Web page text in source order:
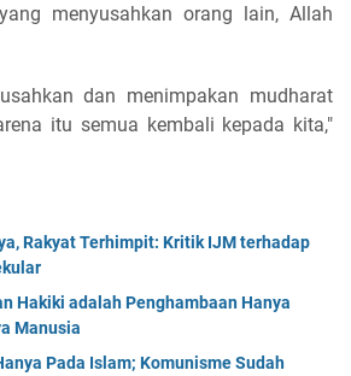
menyusahkan orang lain, Allah
dan menimpakan mudharat
itu semua kembali kepada kita,"
Rakyat Terhimpit: Kritik IJM terhadap
Hakiki adalah Penghambaan Hanya
Manusia
Pada Islam; Komunisme Sudah